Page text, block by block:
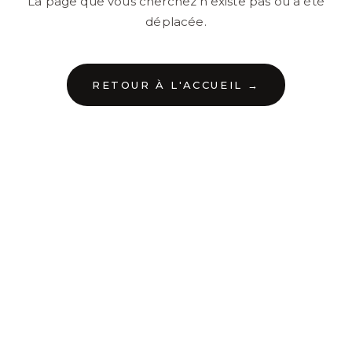
déplacée.
RETOUR À L'ACCUEIL →